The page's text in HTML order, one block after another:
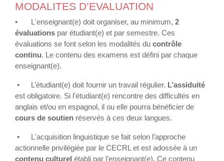
MODALITES D’EVALUATION
• L'enseignant(e) doit organiser, au minimum, 2
évaluations par étudiant(e) et par semestre. Ces
évaluations se font selon les modalités du contrôle
continu. Le contenu des examens est défini par chaque
enseignant(e).
• L’étudiant(e) doit fournir un travail régulier. L’assiduité
est obligatoire. Si l’étudiant(e) rencontre des difficultés en
anglais et/ou en espagnol, il ou elle pourra bénéficier de
cours de soutien réservés à ces deux langues.
•
L'acquisition linguistique se fait selon l’approche
actionnelle privilégiée par le CECRL et est adossée à un
contenu culturel établi par l’enseignant(e). Ce contenu